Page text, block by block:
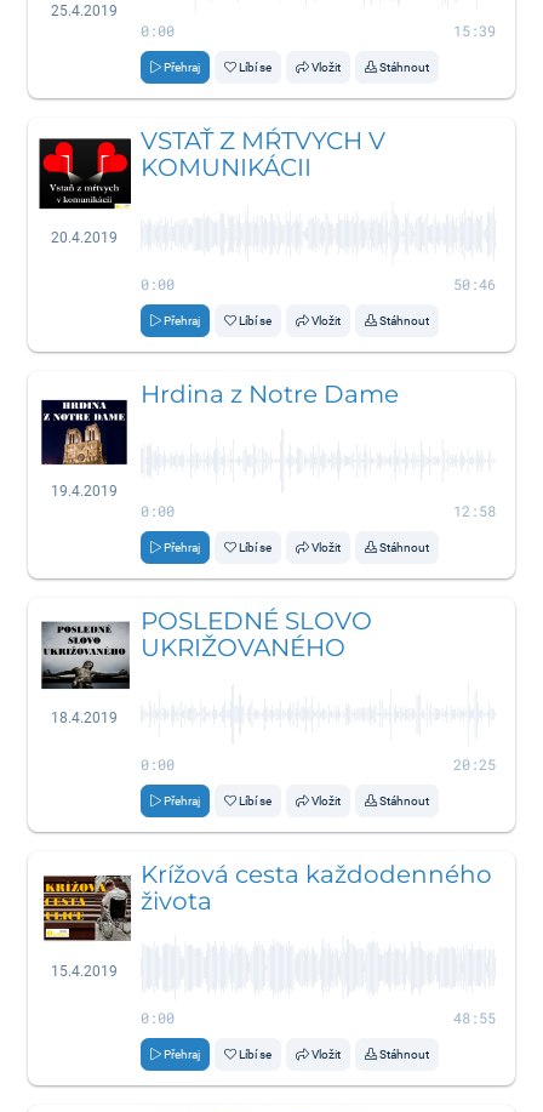
25.4.2019
0:00 15:39
Přehraj Líbí se Vložit Stáhnout
20.4.2019
VSTAŤ Z MŔTVYCH V
KOMUNIKÁCII
0:00 50:46
Přehraj Líbí se Vložit Stáhnout
19.4.2019
Hrdina z Notre Dame
0:00 12:58
Přehraj Líbí se Vložit Stáhnout
18.4.2019
POSLEDNÉ SLOVO
UKRIŽOVANÉHO
0:00 20:25
Přehraj Líbí se Vložit Stáhnout
15.4.2019
Krížová cesta každodenného
života
0:00 48:55
Přehraj Líbí se Vložit Stáhnout